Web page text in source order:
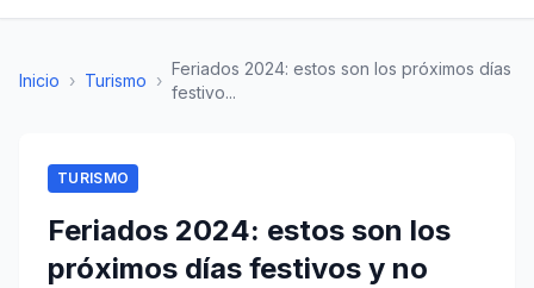
Inicio › Turismo ›
Feriados 2024: estos son los próximos días
festivo...
TURISMO
Feriados 2024: estos son los
próximos días festivos y no